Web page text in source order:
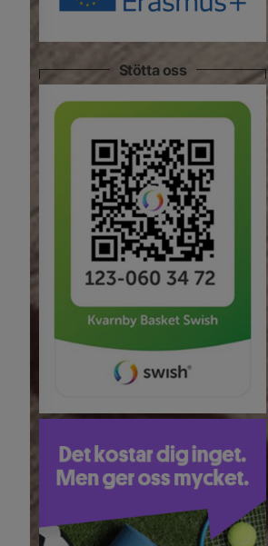
Stötta oss